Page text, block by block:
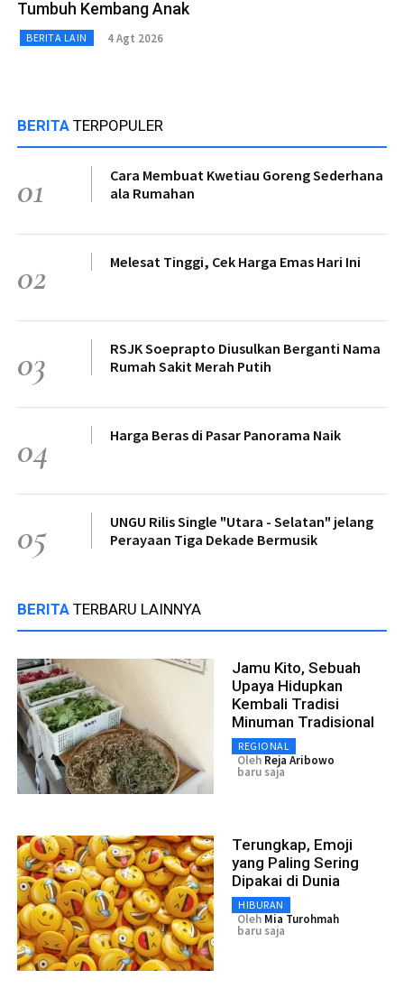
Tumbuh Kembang Anak
BERITA LAIN 4 Agt 2026
BERITA TERPOPULER
01
Cara Membuat Kwetiau Goreng Sederhana
ala Rumahan
02 Melesat Tinggi, Cek Harga Emas Hari Ini
03
RSJK Soeprapto Diusulkan Berganti Nama
Rumah Sakit Merah Putih
04 Harga Beras di Pasar Panorama Naik
05
UNGU Rilis Single "Utara - Selatan" jelang
Perayaan Tiga Dekade Bermusik
BERITA TERBARU LAINNYA
Jamu Kito, Sebuah
Upaya Hidupkan
Kembali Tradisi
Minuman Tradisional
REGIONAL
Oleh Reja Aribowo
baru saja
Terungkap, Emoji
yang Paling Sering
Dipakai di Dunia
HIBURAN
Oleh Mia Turohmah
baru saja